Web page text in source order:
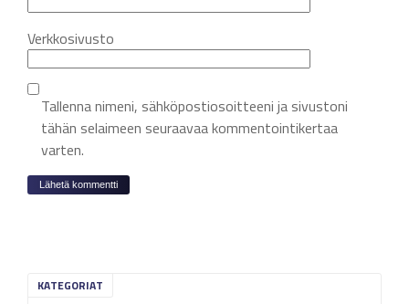
KATEGORIAT
Verkkosivusto
Tallenna nimeni, sähköpostiosoitteeni ja sivustoni
tähän selaimeen seuraavaa kommentointikertaa
varten.